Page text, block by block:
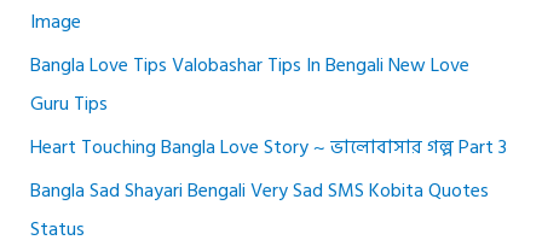
Image
Bangla Love Tips Valobashar Tips In Bengali New Love
Guru Tips
Heart Touching Bangla Love Story ~ ভালোবাসার গল্প Part 3
Bangla Sad Shayari Bengali Very Sad SMS Kobita Quotes
Status